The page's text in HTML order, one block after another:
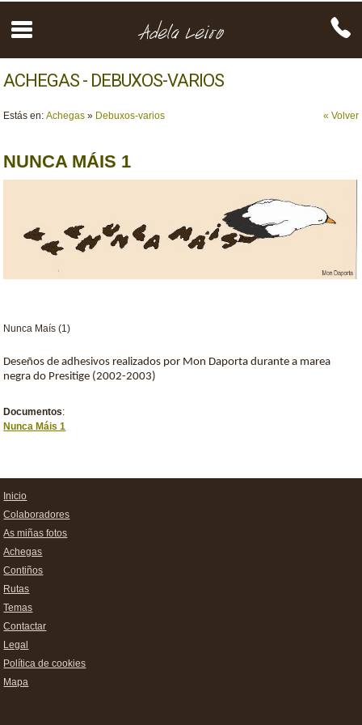
ACHEGAS - DEBUXOS-VARIOS
« Volver
Estás en:Achegas » Debuxos-varios
NUNCA MÁIS 1
Nunca Maís (1)
Deseños de adhesivos realizados por Mon Daporta durante a marea
negra do Presitige (2002-2003)
Documentos:
Nunca Máis 1
Inicio
Colaboradores
As miñas fotos
Achegas
Contiños
Rutas
Temas
Contactar
Legal
Política de cookies
Mapa